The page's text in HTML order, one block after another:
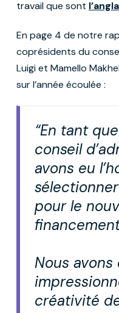
travail que sont
En page 4 de notre
coprésidents du
Luigi et Mamello
sur l’année écoulée :
“En tant
conseil
avons eu
pour le
Nous avons
créativité